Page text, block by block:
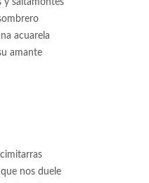
y saltamontes
acuarela
amante
nos duele